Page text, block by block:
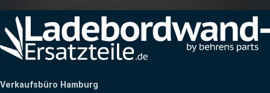
Verkaufsbüro Hamburg